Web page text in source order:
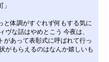
と体調がすぐれず何もする気に
ヴな話はやめとこう 今夜は、
があって表彰式に呼ばれて行っ
がもらえるのはなんか嬉しいも